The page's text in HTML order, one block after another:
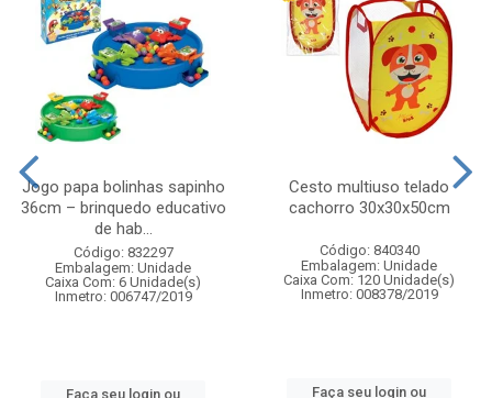
Jogo papa bolinhas sapinho
36cm – brinquedo educativo
de hab...
Código: 832297
Embalagem: Unidade
Caixa Com: 6 Unidade(s)
Inmetro: 006747/2019
Faça seu login ou
Cesto multiuso telado
cachorro 30x30x50cm
Código: 840340
Embalagem: Unidade
Caixa Com: 120 Unidade(s)
Inmetro: 008378/2019
Faça seu login ou